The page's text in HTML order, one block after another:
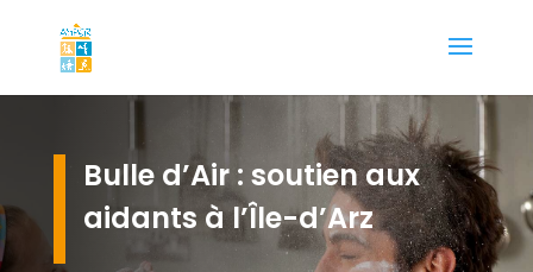
Bulle d’Air : soutien aux
aidants à l’Île-d’Arz